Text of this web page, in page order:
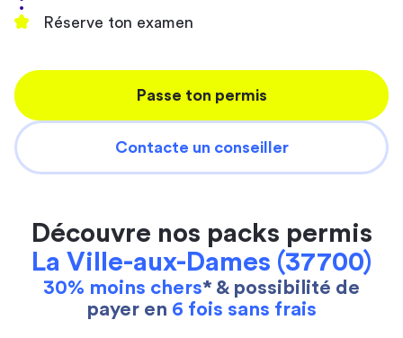
Réserve ton examen
Passe ton permis
Contacte un conseiller
Découvre nos packs permis
La Ville-aux-Dames (37700)
30% moins chers* & possibilité de
payer en 6 fois sans frais